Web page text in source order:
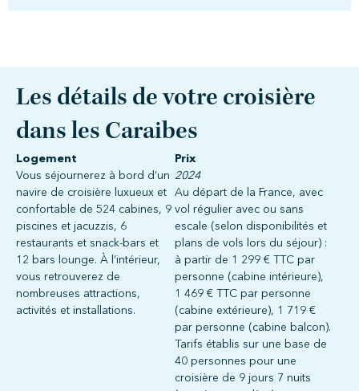
Les détails de votre croisière
dans les Caraibes
Logement
Vous séjournerez à bord d’un
navire de croisière luxueux et
confortable de 524 cabines, 9
piscines et jacuzzis, 6
restaurants et snack-bars et
12 bars lounge. À l’intérieur,
vous retrouverez de
nombreuses attractions,
activités et installations.
Prix
2024
Au départ de la France, avec
vol régulier avec ou sans
escale (selon disponibilités et
plans de vols lors du séjour) :
à partir de 1 299 € TTC par
personne (cabine intérieure),
1 469 € TTC par personne
(cabine extérieure), 1 719 €
par personne (cabine balcon).
Tarifs établis sur une base de
40 personnes pour une
croisière de 9 jours 7 nuits